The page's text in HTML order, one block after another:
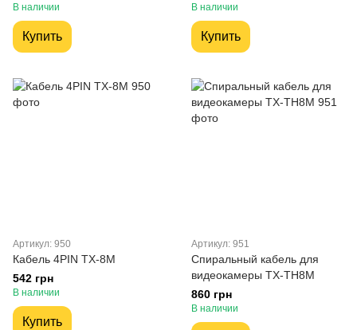
В наличии
Купить
В наличии
Купить
Артикул: 950
Кабель 4PIN TX-8M
542 грн
В наличии
Купить
Артикул: 951
Спиральный кабель для
видеокамеры TX-TH8M
860 грн
В наличии